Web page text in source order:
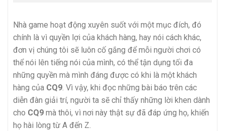
Nhà game hoạt động xuyên suốt với một mục đích, đó
chính là vì quyền lợi của khách hàng, hay nói cách khác,
đơn vị chúng tôi sẽ luôn cố gắng để mỗi người chơi có
thể nói lên tiếng nói của mình, có thể tận dụng tối đa
những quyền mà mình đáng được có khi là một khách
hàng của CQ9. Vì vậy, khi đọc những bài báo trên các
diễn đàn giải trí, người ta sẽ chỉ thấy những lời khen dành
cho CQ9 mà thôi, vì nơi này thật sự đã đáp ứng họ, khiến
họ hài lòng từ A đến Z.